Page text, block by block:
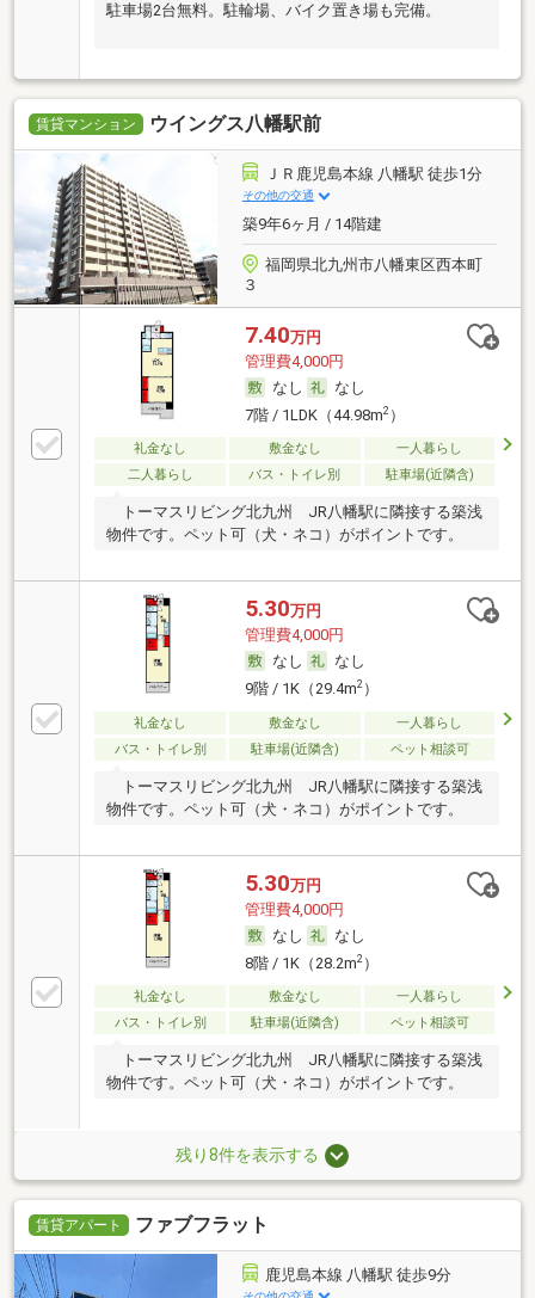
駐車場2台無料。駐輪場、バイク置き場も完備。
賃貸マンション ウイングス八幡駅前
ＪＲ鹿児島本線 八幡駅 徒歩1分
その他の交通
築9年6ヶ月 / 14階建
福岡県北九州市八幡東区西本町
３
7.40万円
管理費4,000円
なし
なし
7階 / 1LDK（44.98m2）
礼金なし 敷金なし
一人暮らし
二人暮らし
バス・トイレ別 駐車場(近隣含)
トーマスリビング北九州 JR八幡駅に隣接する築浅
物件です。ペット可（犬・ネコ）がポイントです。
5.30万円
管理費4,000円
なし
なし
9階 / 1K（29.4m2）
礼金なし 敷金なし
一人暮らし
バス・トイレ別
駐車場(近隣含) ペット相談可
トーマスリビング北九州 JR八幡駅に隣接する築浅
物件です。ペット可（犬・ネコ）がポイントです。
5.30万円
管理費4,000円
なし
なし
8階 / 1K（28.2m2）
礼金なし 敷金なし
一人暮らし
バス・トイレ別
駐車場(近隣含) ペット相談可
トーマスリビング北九州 JR八幡駅に隣接する築浅
物件です。ペット可（犬・ネコ）がポイントです。
残り8件を表示する
賃貸アパート ファブフラット
鹿児島本線 八幡駅 徒歩9分